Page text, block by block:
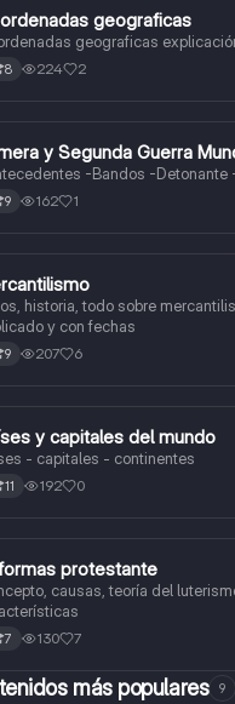
Historia geograficas
geograficas
8 224 2
Historia
y Segunda Guerra
-
9 162 1
Historia
historia, todo sobre
y con fechas
9 207 6
Historia
y capitales del mundo
- capitales - continentes
11 192 0
Historia
protestante
causas, teoría del
7 130 7
más populares 9